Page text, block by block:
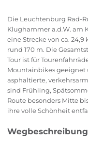
Die Leuchtenburg Rad-
Klughammer a.d.W. am
eine Strecke von ca.
rund 170 m. Die
Tour ist für
Mountainbikes
asphaltierte,
sind Frühling,
Route besonders Mitte
ihre volle Schönheit
Wegbeschreibung